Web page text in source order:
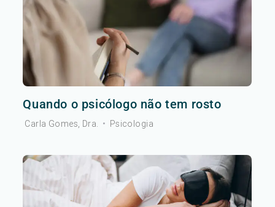
Quando o psicólogo não tem rosto
Carla Gomes, Dra. • Psicologia